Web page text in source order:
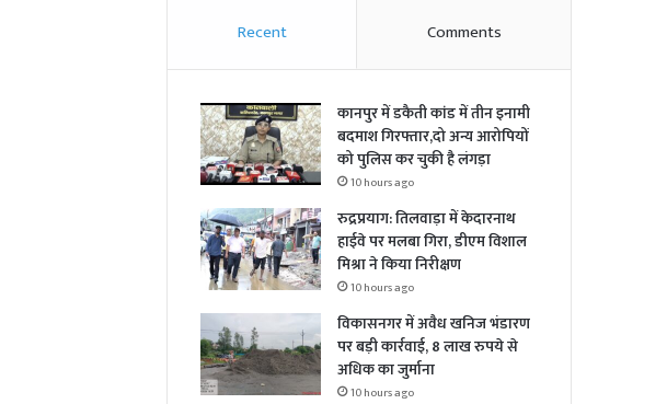
Recent Comments
कानपुर में डकैती कांड में तीन इनामी
बदमाश गिरफ्तार,दो अन्य आरोपियों
को पुलिस कर चुकी है लंगड़ा
10 hours ago
रुद्रप्रयाग: तिलवाड़ा में केदारनाथ
हाईवे पर मलबा गिरा, डीएम विशाल
मिश्रा ने किया निरीक्षण
10 hours ago
विकासनगर में अवैध खनिज भंडारण
पर बड़ी कार्रवाई, 8 लाख रुपये से
अधिक का जुर्माना
10 hours ago